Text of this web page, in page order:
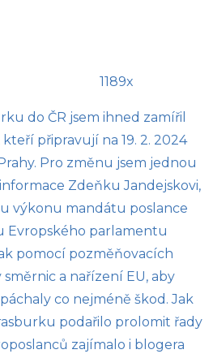
1189x
do ČR jsem ihned zamířil
připravují na 19. 2. 2024
Pro změnu jsem jednou
Zdeňku Jandejskovi,
výkonu mandátu poslance
Evropského parlamentu
pomocí pozměňovacích
a nařízení EU, aby
co nejméně škod. Jak
podařilo prolomit řady
zajímalo i blogera